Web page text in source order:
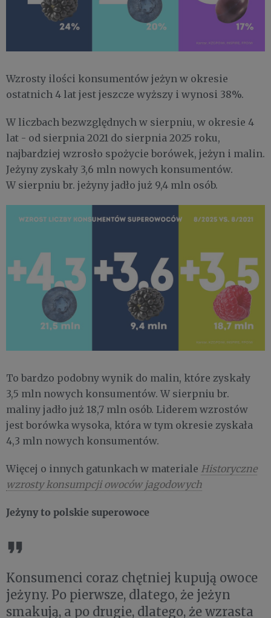
Wzrosty ilości konsumentów jeżyn w okresie
ostatnich 4 lat jest jeszcze wyższy i wynosi 38%.
W liczbach bezwzględnych w sierpniu, w okresie 4
lat - od sierpnia 2021 do sierpnia 2025 roku,
najbardziej wzrosło spożycie borówek, jeżyn i malin.
Jeżyny zyskały 3,6 mln nowych konsumentów.
W sierpniu br. jeżyny jadło już 9,4 mln osób.
To bardzo podobny wynik do malin, które zyskały
3,5 mln nowych konsumentów. W sierpniu br.
maliny jadło już 18,7 mln osób. Liderem wzrostów
jest borówka wysoka, która w tym okresie zyskała
4,3 mln nowych konsumentów.
Więcej o innych gatunkach w materiale Historyczne
wzrosty konsumpcji owoców jagodowych
Jeżyny to polskie superowoce
Konsumenci coraz chętniej kupują owoce
jeżyny. Po pierwsze, dlatego, że jeżyn
smakują, a po drugie, dlatego, że wzrasta